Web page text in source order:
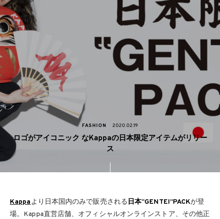
FASHION 2020.02.19
ロゴがアイコニック なKappaの日本限定アイテムがリリー
ス
Kappaより日本国内のみで販売される 日本“GENTEI”PACKが登
場。Kappa直営店舗、オフィシャルオンラインストア、その他正